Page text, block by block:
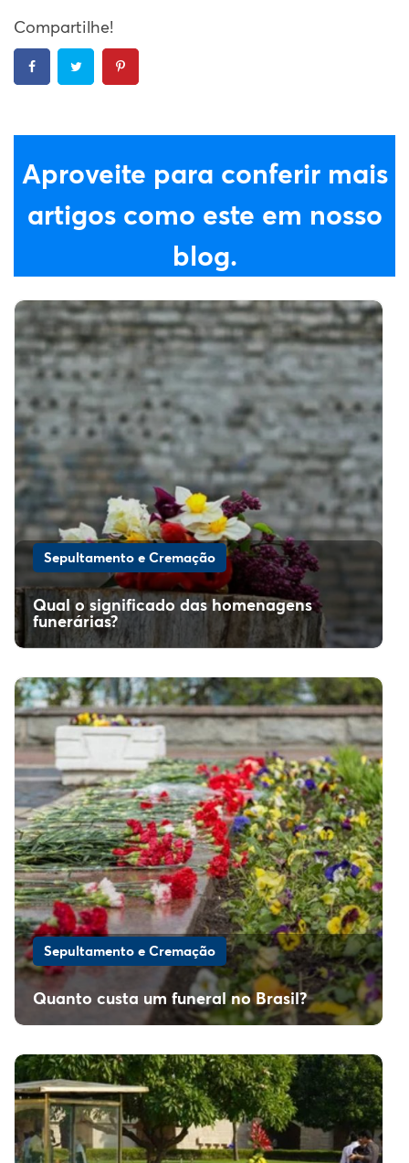
Compartilhe!
Aproveite para conferir mais
artigos como este em nosso
blog.
Sepultamento e Cremação
Qual o significado das homenagens
funerárias?
Sepultamento e Cremação
Quanto custa um funeral no Brasil?